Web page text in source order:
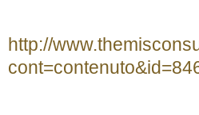
http://